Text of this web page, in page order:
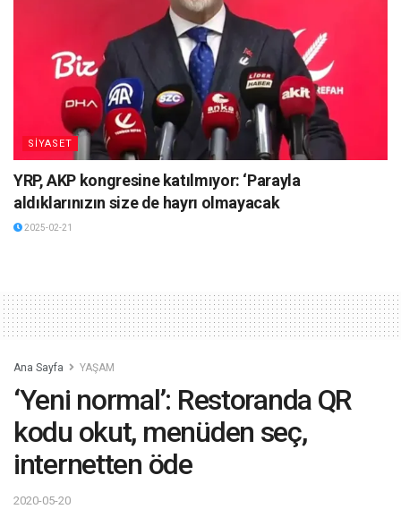
SİYASET
YRP, AKP kongresine katılmıyor: ‘Parayla
aldıklarınızın size de hayrı olmayacak
2025-02-21
Ana Sayfa YAŞAM
‘Yeni normal’: Restoranda QR
kodu okut, menüden seç,
internetten öde
2020-05-20